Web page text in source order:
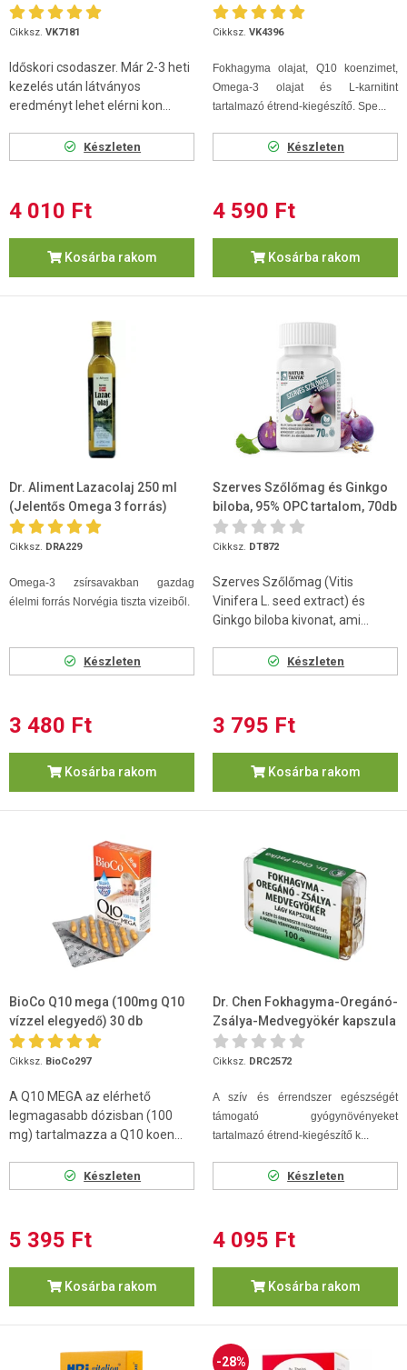
Cikksz. VK7181
Időskori csodaszer. Már 2-3 heti
kezelés után látványos
eredményt lehet elérni kon...
Készleten
4 010 Ft
Kosárba rakom
Cikksz. VK4396
Fokhagyma olajat, Q10 koenzimet,
Omega-3 olajat és L-karnitint
tartalmazó étrend-kiegészítő. Spe...
Készleten
4 590 Ft
Kosárba rakom
Dr. Aliment Lazacolaj 250 ml
(Jelentős Omega 3 forrás)
Cikksz. DRA229
Omega-3 zsírsavakban gazdag
élelmi forrás Norvégia tiszta vizeiből.
Készleten
3 480 Ft
Kosárba rakom
Szerves Szőlőmag és Ginkgo
biloba, 95% OPC tartalom, 70db
Cikksz. DT872
Szerves Szőlőmag (Vitis
Vinifera L. seed extract) és
Ginkgo biloba kivonat, ami...
Készleten
3 795 Ft
Kosárba rakom
BioCo Q10 mega (100mg Q10
vízzel elegyedő) 30 db
Cikksz. BioCo297
A Q10 MEGA az elérhető
legmagasabb dózisban (100
mg) tartalmazza a Q10 koen...
Készleten
5 395 Ft
Kosárba rakom
Dr. Chen Fokhagyma-Oregánó-
Zsálya-Medvegyökér kapszula
100 db
Cikksz. DRC2572
A szív és érrendszer egészségét
támogató gyógynövényeket
tartalmazó étrend-kiegészítő k...
Készleten
4 095 Ft
Kosárba rakom
-28%